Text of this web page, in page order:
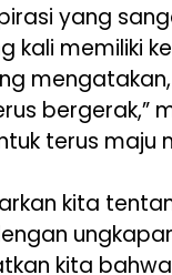
yang
memiliki
bergerak,”
terus maju
kita
kita